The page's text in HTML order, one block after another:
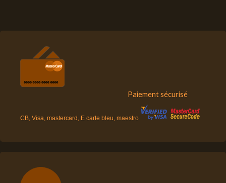
Paiement sécurisé
CB, Visa, mastercard, E carte bleu, maestro